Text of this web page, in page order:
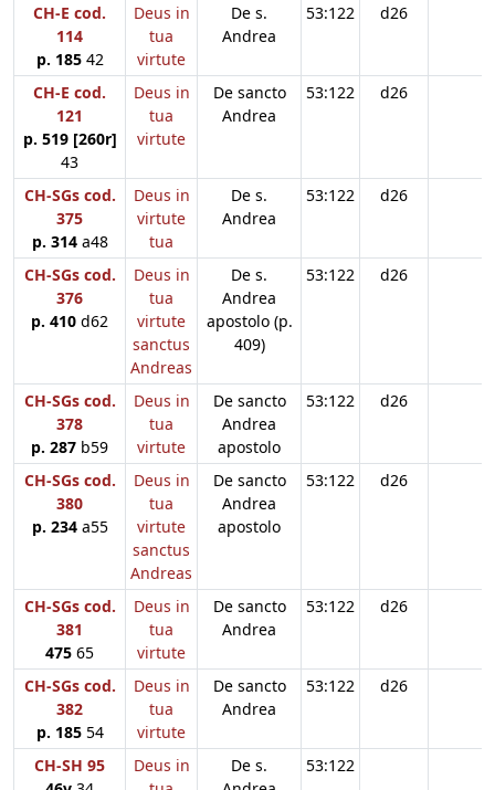
CH-E cod.
114
p. 18542
Deus in
tua
virtute
De s.
Andrea
53:122 d26
CH-E cod.
121
p. 519 [260r]
43
Deus in
tua
virtute
De sancto
Andrea
53:122 d26
CH-SGs cod.
375
p. 314a48
Deus in
virtute
tua
De s.
Andrea
53:122 d26
CH-SGs cod.
376
p. 410 d62
Deus in
tua
virtute
sanctus
Andreas
De s.
Andrea
apostolo (p.
409)
53:122 d26
CH-SGs cod.
378
p. 287 b59
Deus in
tua
virtute
De sancto
Andrea
apostolo
53:122 d26
CH-SGs cod.
380
p. 234a55
Deus in
tua
virtute
sanctus
Andreas
De sancto
Andrea
apostolo
53:122 d26
CH-SGs cod.
381
475 65
Deus in
tua
virtute
De sancto
Andrea
53:122 d26
CH-SGs cod.
382
p. 18554
Deus in
tua
virtute
De sancto
Andrea
53:122 d26
CH-SH 95
Deus in
De s.
53:122